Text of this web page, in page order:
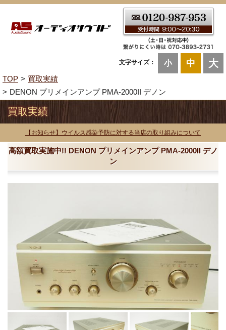
文字サイズ： 小 中 大
TOP
買取実績
DENON プリメインアンプ PMA-2000II デノン
買取実績
【お知らせ】ウイルス感染予防に対する当店の取り組みについて
高額買取実施中!! DENON プリメインアンプ PMA-2000II デノ
ン